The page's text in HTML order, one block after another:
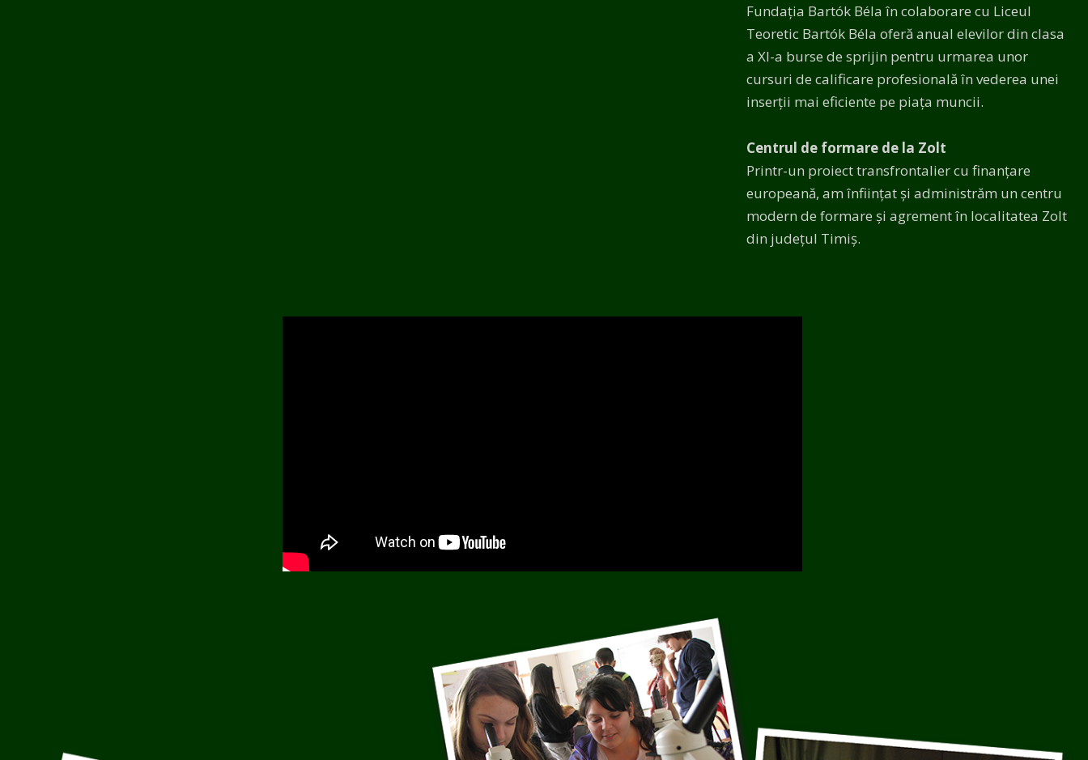
Fundația Bartók Béla în colaborare cu Liceul
Teoretic Bartók Béla oferă anual elevilor din clasa
a XI-a burse de sprijin pentru urmarea unor
cursuri de calificare profesională în vederea unei
inserții mai eficiente pe piața muncii.
Centrul de formare de la Zolt
Printr-un proiect transfrontalier cu finanțare
europeană, am înființat și administrăm un centru
modern de formare și agrement în localitatea Zolt
din județul Timiș.